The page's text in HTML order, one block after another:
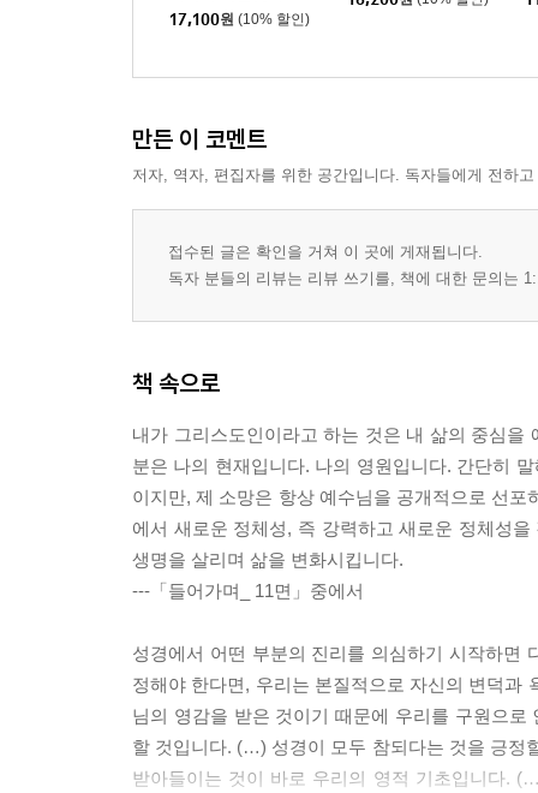
17,100원 (10% 할인)
만든 이 코멘트
저자, 역자, 편집자를 위한 공간입니다. 독자들에게 전하
접수된 글은 확인을 거쳐 이 곳에 게재됩니다.
독자 분들의 리뷰는 리뷰 쓰기를, 책에 대한 문의는
책 속으로
내가 그리스도인이라고 하는 것은 내 삶의 중심
분은 나의 현재입니다. 나의 영원입니다. 간단히
이지만, 제 소망은 항상 예수님을 공개적으로 선
에서 새로운 정체성, 즉 강력하고 새로운 정체성
생명을 살리며 삶을 변화시킵니다.
---「들어가며_ 11면」중에서
성경에서 어떤 부분의 진리를 의심하기 시작하면
정해야 한다면, 우리는 본질적으로 자신의 변덕과
님의 영감을 받은 것이기 때문에 우리를 구원으
할 것입니다. (…) 성경이 모두 참되다는 것을 긍정
받아들이는 것이 바로 우리의 영적 기초입니다.